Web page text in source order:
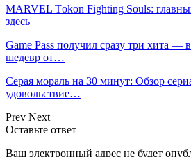
MARVEL Tōkon Fighting Souls:
здесь
Game Pass получил сразу три хита —
шедевр от…
Серая мораль на 30 минут: Обзор
удовольствие…
Prev Next
Оставьте ответ
Ваш электронный адрес не будет